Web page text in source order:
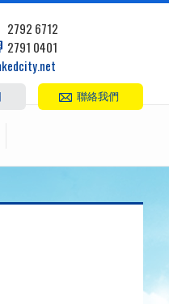
2792 6712
2791 0401
聯絡我們